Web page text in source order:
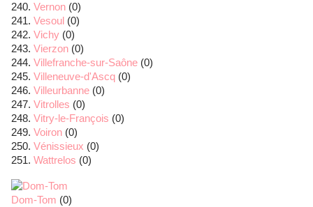
Vernon (0)
Vesoul (0)
Vichy (0)
Vierzon (0)
Villefranche-sur-Saône (0)
Villeneuve-d'Ascq (0)
Villeurbanne (0)
Vitrolles (0)
Vitry-le-François (0)
Voiron (0)
Vénissieux (0)
Wattrelos (0)
Dom-Tom (0)